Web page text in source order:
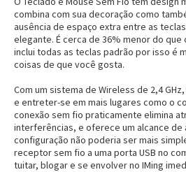
combina com sua decoração como
ausência de espaço extra entre as
elegante. É cerca de 36% menor do
inclui todas as teclas padrão por isso é
coisas de que você gosta.
Com um sistema de Wireless de 2,4
e entreter-se em mais lugares como o
conexão sem fio praticamente elimina
interferências, e oferece um alcance de
configuração não poderia ser mais
receptor sem fio a uma porta USB no
tuitar, blogar e se envolver no IMing